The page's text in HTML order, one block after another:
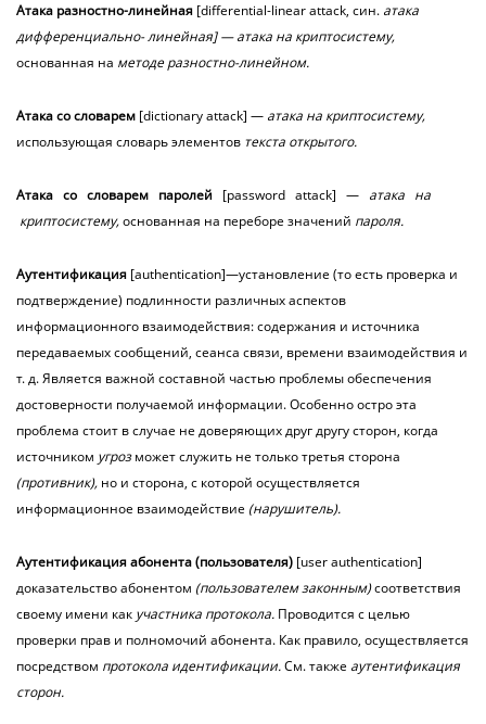
Атака разностно-линейная [differential-linear attack, син. атака
дифференциально- линейная] — атака на криптосистему,
основанная на методе разностно-линейном.
Атакасо словарем [dictionary attack] — атака на криптосистему,
использующая словарь элементов текста открытого.
Атака со словарем паролей [password attack] — атака на
криптосистему,основанная на переборе значений пароля.
Аутентификация [authentication]—установление (то есть проверка и
подтверждение) подлинности различных аспектов
информационного взаимодействия: содержания и источника
передаваемых сообщений, сеанса связи, времени взаимодействия и
т. д. Является важной составной частью проблемы обеспечения
достоверности получаемой информации. Особенно остро эта
проблема стоит в случае не доверяющих друг другусторон, когда
источником угрозможет служить не только третья сторона
(противник), но и сторона, с которой осуществляется
информационное взаимодействие (нарушитель).
Аутентификацияабонента(пользователя) [user authentication]
доказательство абонентом (пользователем законным)соответствия
своему имени как участника протокола. Проводится с целью
проверки прав и полномочий абонента. Как правило, осуществляется
посредством протокола идентификации.См. также аутентификация
сторон.